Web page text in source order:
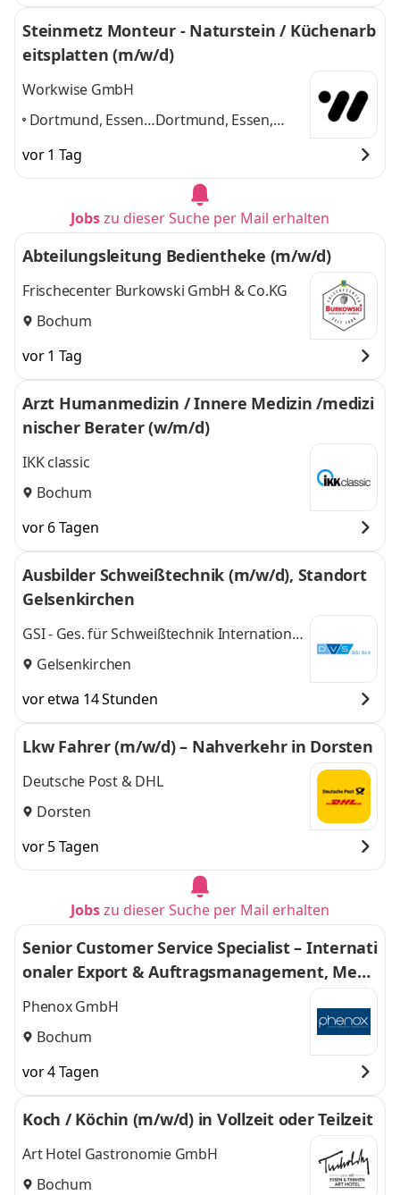
Steinmetz Monteur - Naturstein / Küchenarb
eitsplatten (m/w/d)
Workwise GmbH
Dortmund, Essen,
Bochum,
Düsseldorf,
Dortmund, Essen,
Gelsenkirchenund 4
weitere
vor 1 Tag
Jobszu dieser Suche per Mail erhalten
Abteilungsleitung Bedientheke (m/w/d)
Frischecenter Burkowski GmbH & Co.KG
Bochum
vor 1 Tag
Arzt Humanmedizin / Innere Medizin /medizi
nischer Berater (w/m/d)
IKK classic
Bochum
vor 6 Tagen
Ausbilder Schweißtechnik (m/w/d), Standort
Gelsenkirchen
GSI - Ges. für Schweißtechnik International
mbHGelsenkirchen
vor etwa 14 Stunden
Lkw Fahrer (m/w/d) – Nahverkehr in Dorsten
Deutsche Post & DHL
Dorsten
vor 5 Tagen
Jobszu dieser Suche per Mail erhalten
Senior Customer Service Specialist – Internati
onaler Export & Auftragsmanagement, Medi
zintechnik (m/w/d)
Phenox GmbH
Bochum
vor 4 Tagen
Koch / Köchin (m/w/d) in Vollzeit oder Teilzeit
Art Hotel Gastronomie GmbH
Bochum